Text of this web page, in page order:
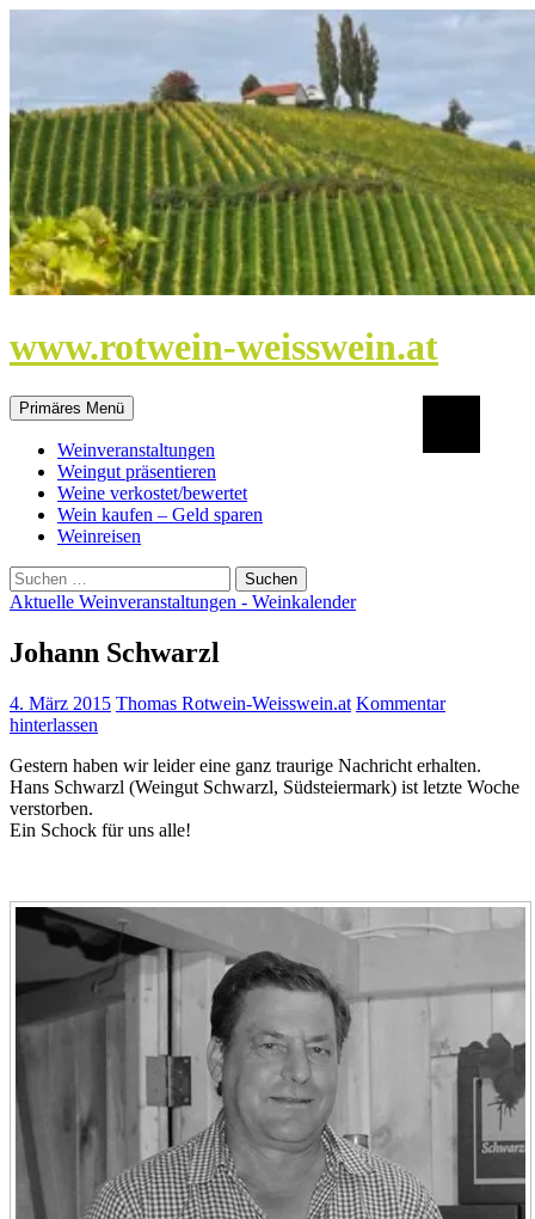
www.rotwein-weisswein.at
Primäres Menü
Weinveranstaltungen
Weingut präsentieren
Weine verkostet/bewertet
Wein kaufen – Geld sparen
Weinreisen
Suchen
nach:
Aktuelle Weinveranstaltungen - Weinkalender
Johann Schwarzl
4. März 2015 Thomas Rotwein-Weisswein.at Kommentar
hinterlassen
Gestern haben wir leider eine ganz traurige Nachricht erhalten.
Hans Schwarzl (Weingut Schwarzl, Südsteiermark) ist letzte Woche
verstorben.
Ein Schock für uns alle!